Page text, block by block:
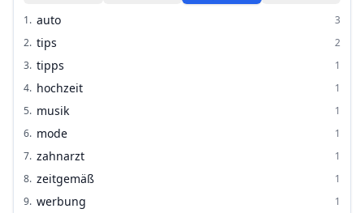
1. auto
3
2. tips
2
3. tipps
1
4. hochzeit
1
5. musik
1
6. mode
1
7. zahnarzt
1
8. zeitgemäß
1
9. werbung
1